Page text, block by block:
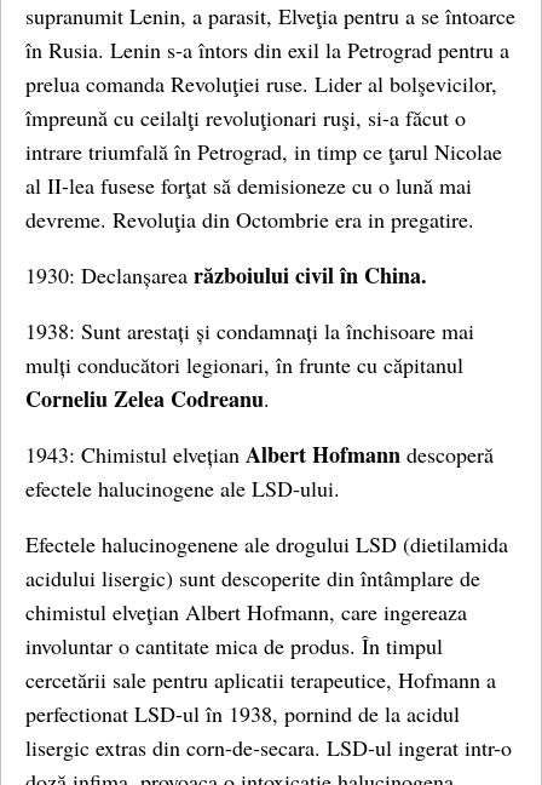
supranumit Lenin, a parasit, Elveţia pentru a se întoarce
în Rusia. Lenin s-a întors din exil la Petrograd pentru a
prelua comanda Revoluţiei ruse. Lider al bolşevicilor,
împreună cu ceilalţi revoluţionari ruşi, si-a făcut o
intrare triumfală în Petrograd, in timp ce ţarul Nicolae
al II-lea fusese forţat să demisioneze cu o lună mai
devreme. Revoluţia din Octombrie era in pregatire.
1930: Declanșarea războiului civil în China.
1938: Sunt arestați și condamnați la închisoare mai
mulți conducători legionari, în frunte cu căpitanul
Corneliu Zelea Codreanu.
1943: Chimistul elvețian Albert Hofmann descoperă
efectele halucinogene ale LSD-ului.
Efectele halucinogenene ale drogului LSD (dietilamida
acidului lisergic) sunt descoperite din întâmplare de
chimistul elveţian Albert Hofmann, care ingereaza
involuntar o cantitate mica de produs. În timpul
cercetării sale pentru aplicatii terapeutice, Hofmann a
perfectionat LSD-ul în 1938, pornind de la acidul
lisergic extras din corn-de-secara. LSD-ul ingerat intr-o